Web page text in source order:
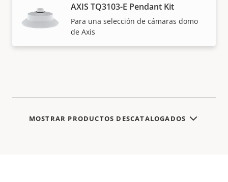
AXIS TQ3103-E Pendant Kit
Para una selección de cámaras domo
de Axis
MOSTRAR PRODUCTOS DESCATALOGADOS